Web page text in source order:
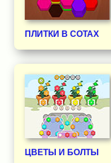
ПЛИТКИ В СОТАХ
ЦВЕТЫ И БОЛТЫ